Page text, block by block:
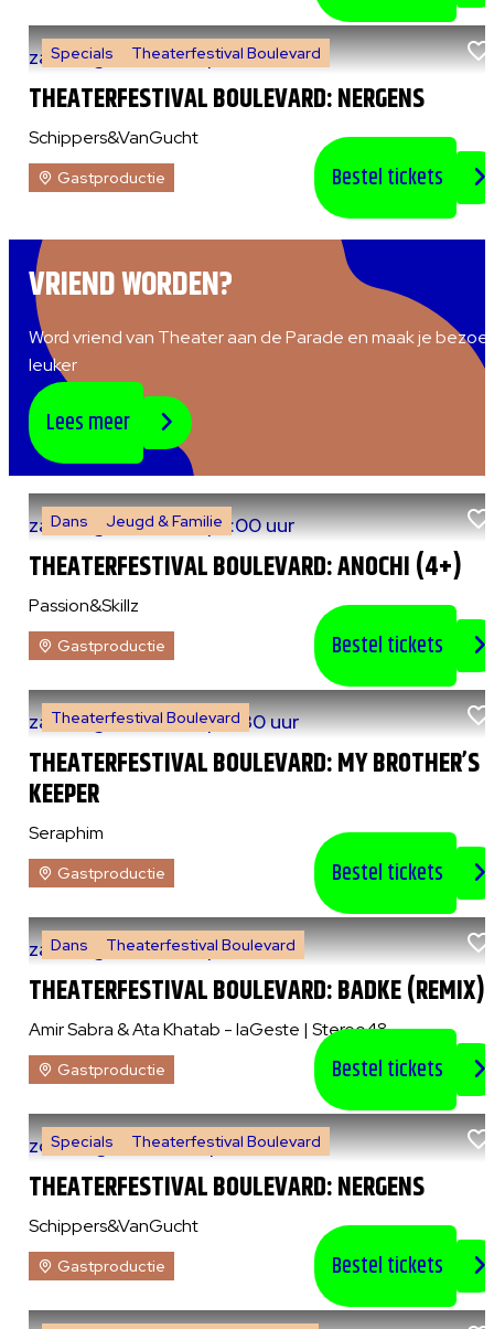
THEATERFESTIVAL BOULEVARD: NERGENS
Specials Theaterfestival Boulevard
za 8 augustus 2026|14:00 uur
Schippers&VanGucht
Gastproductie Bestel tickets
VRIEND WORDEN?
Word vriend van Theater aan de Parade en maak je
leuker
Lees meer
THEATERFESTIVAL BOULEVARD: ANOCHI (4+)
Dans Jeugd & Familie
za 8 augustus 2026|15:00 uur
Passion&Skillz
Gastproductie Bestel tickets
THEATERFESTIVAL BOULEVARD: MY BROTHER’S
KEEPER
Theaterfestival Boulevard
za 8 augustus 2026|20:30 uur
Seraphim
Gastproductie Bestel tickets
THEATERFESTIVAL BOULEVARD: BADKE (REMIX)
Dans Theaterfestival Boulevard
za 8 augustus 2026|21:00 uur
Amir Sabra & Ata Khatab - laGeste | Stereo48
Gastproductie Bestel tickets
THEATERFESTIVAL BOULEVARD: NERGENS
Specials Theaterfestival Boulevard
zo 9 augustus 2026|14:00 uur
Schippers&VanGucht
Gastproductie Bestel tickets